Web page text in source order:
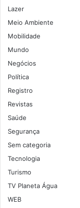
Lazer
Meio Ambiente
Mobilidade
Mundo
Negócios
Política
Registro
Revistas
Saúde
Segurança
Sem categoria
Tecnologia
Turismo
TV Planeta Água
WEB